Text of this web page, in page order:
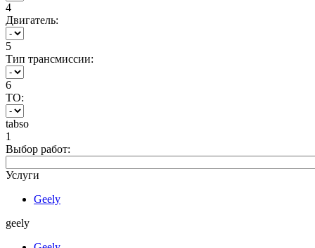
4
Двигатель:
5
Тип трансмиссии:
6
ТО:
tabso
1
Выбор работ:
Услуги
Geely
geely